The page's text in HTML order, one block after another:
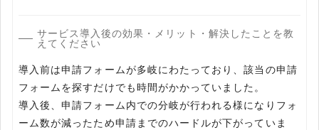
サービス導入後の効果・メリット・解決したことを教
えてください
導入前は申請フォームが多岐にわたっており、該当の申請
フォームを探すだけでも時間がかかっていました。
導入後、申請フォーム内での分岐が行われる様になりフォ
ーム数が減ったため申請までのハードルが下がっていま